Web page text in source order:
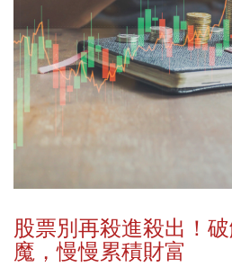
股票別再殺進殺出！
魔，慢慢累積財富